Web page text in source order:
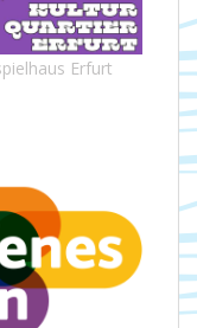
Erfurt